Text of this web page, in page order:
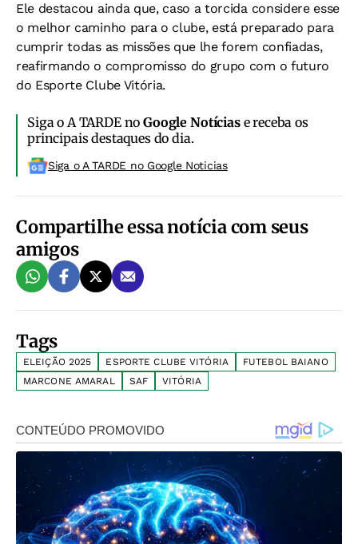
Ele destacou ainda que, caso a torcida considere esse
o melhor caminho para o clube, está preparado para
cumprir todas as missões que lhe forem confiadas,
reafirmando o compromisso do grupo com o futuro
do Esporte Clube Vitória.
Siga o A TARDE noGoogle Notíciase receba os
principais destaques do dia.
Siga o A TARDE no Google Noticias
Compartilhe essa notícia com seus
amigos
Tags
ELEIÇÃO 2025 ESPORTE CLUBE VITÓRIA
FUTEBOL BAIANO
MARCONE AMARAL
SAF VITÓRIA